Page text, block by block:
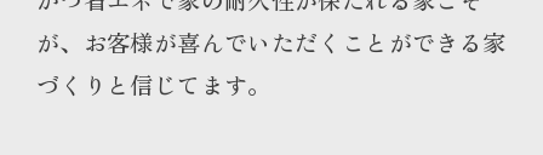
が、お客様が喜んでいただくことができる家
づくりと信じてます。